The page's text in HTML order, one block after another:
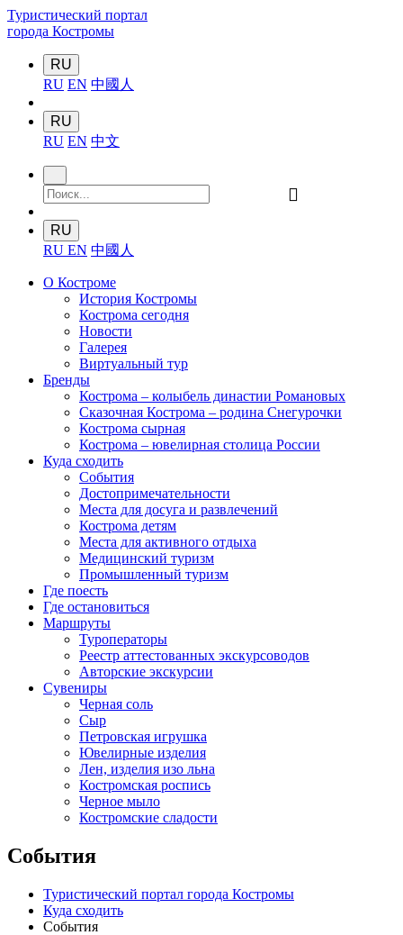
Туристический портал
города Костромы
RU
RU EN 中國人
RU
RU EN 中文
󰍉
RU
RU EN 中國人
О Костроме
История Костромы
Кострома сегодня
Новости
Галерея
Виртуальный тур
Бренды
Кострома – колыбель династии Романовых
Сказочная Кострома – родина Снегурочки
Кострома сырная
Кострома – ювелирная столица России
Куда сходить
События
Достопримечательности
Места для досуга и развлечений
Кострома детям
Места для активного отдыха
Медицинский туризм
Промышленный туризм
Где поесть
Где остановиться
Маршруты
Туроператоры
Реестр аттестованных экскурсоводов
Авторские экскурсии
Сувениры
Черная соль
Сыр
Петровская игрушка
Ювелирные изделия
Лен, изделия изо льна
Костромская роспись
Черное мыло
Костромские сладости
События
Туристический портал города Костромы
Куда сходить
События